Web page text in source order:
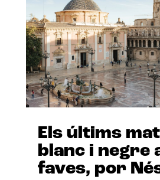
Els últims
blanc i negre
faves, por